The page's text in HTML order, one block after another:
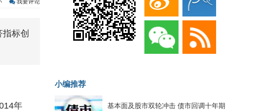
解析
我要评论
标创
年
小编推荐
基本面及股市双轮冲击 债市回调十年期